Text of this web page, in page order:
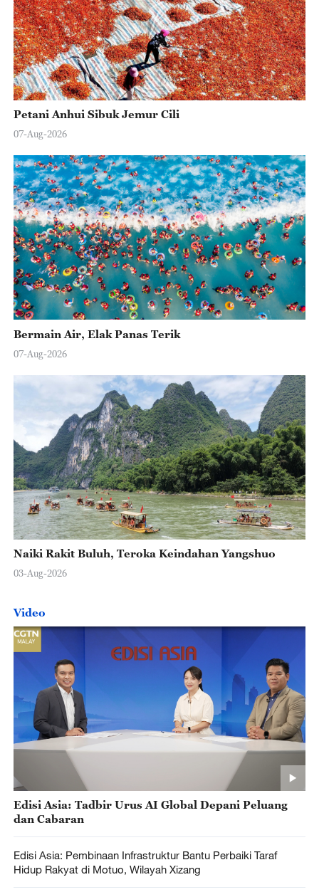
Petani Anhui Sibuk Jemur Cili
07-Aug-2026
Bermain Air, Elak Panas Terik
07-Aug-2026
Naiki Rakit Buluh, Teroka Keindahan Yangshuo
03-Aug-2026
Video
Edisi Asia: Tadbir Urus AI Global Depani Peluang
dan Cabaran
Edisi Asia: Pembinaan Infrastruktur Bantu Perbaiki Taraf
Hidup Rakyat di Motuo, Wilayah Xizang